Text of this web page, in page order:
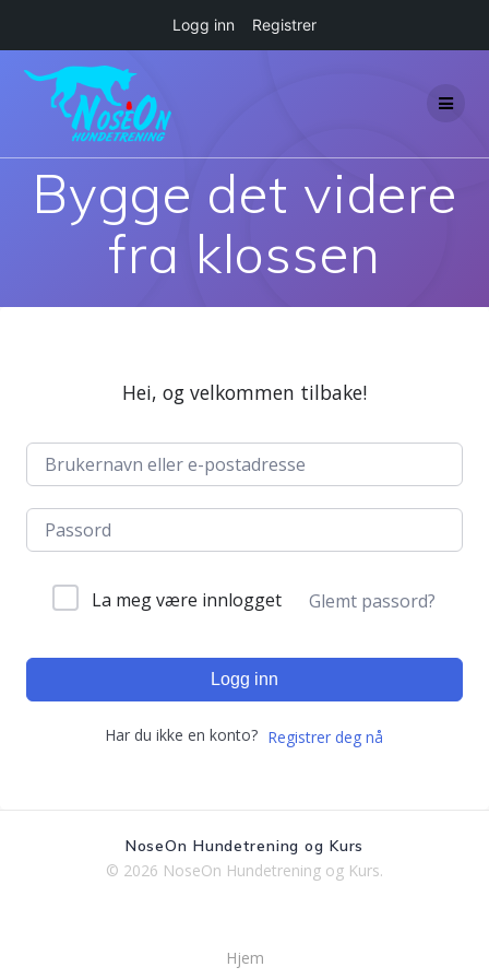
Logg inn Registrer
Bygge det videre
fra klossen
Hei, og velkommen tilbake!
La meg være innlogget Glemt passord?
Logg inn
Har du ikke en konto? Registrer deg nå
NoseOn Hundetrening og Kurs
© 2026 NoseOn Hundetrening og Kurs.
Hjem